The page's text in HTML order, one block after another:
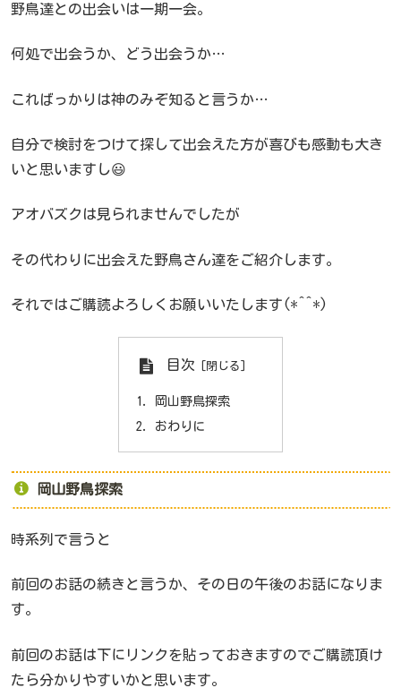
野鳥達との出会いは一期一会。
何処で出会うか、どう出会うか…
こればっかりは神のみぞ知ると言うか…
自分で検討をつけて探して出会えた方が喜びも感動も大き
いと思いますし😃
アオバズクは見られませんでしたが
その代わりに出会えた野鳥さん達をご紹介します。
それではご購読よろしくお願いいたします(*^^*)
目次
岡山野鳥探索
おわりに
岡山野鳥探索
時系列で言うと
前回のお話の続きと言うか、その日の午後のお話になりま
す。
前回のお話は下にリンクを貼っておきますのでご購読頂け
たら分かりやすいかと思います。